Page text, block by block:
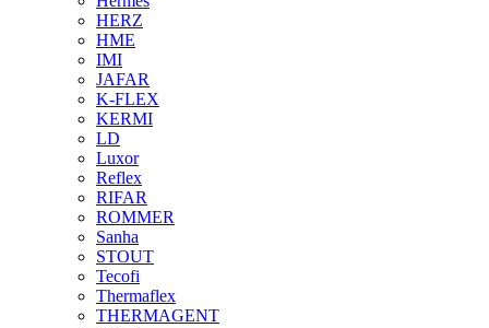
HERZ
HME
IMI
JAFAR
K-FLEX
KERMI
LD
Luxor
Reflex
RIFAR
ROMMER
Sanha
STOUT
Tecofi
Thermaflex
THERMAGENT